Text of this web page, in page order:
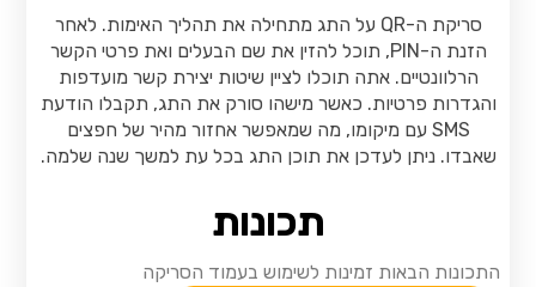
סריקת ה-QR על התג מתחילה את תהליך האימות. לאחר
הזנת ה-PIN, תוכל להזין את שם הבעלים ואת פרטי הקשר
הרלוונטיים. אתה תוכלו לציין שיטות יצירת קשר מועדפות
והגדרות פרטיות. כאשר מישהו סורק את התג, תקבלו הודעת
SMS עם מיקומו, מה שמאפשר אחזור מהיר של חפצים
שאבדו. ניתן לעדכן את תוכן התג בכל עת למשך שנה שלמה.
תכונות
התכונות הבאות זמינות לשימוש בעמוד הסריקה